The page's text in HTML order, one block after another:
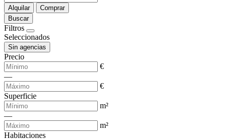
Alquilar
Comprar
Buscar
Filtros
Seleccionados
Sin agencias
Precio
€
—
€
Superficie
m²
—
m²
Habitaciones